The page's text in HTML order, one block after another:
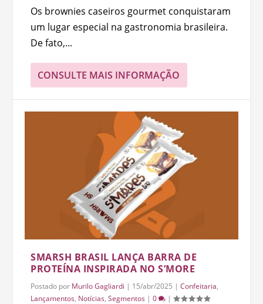
Os brownies caseiros gourmet conquistaram
um lugar especial na gastronomia brasileira.
De fato,...
CONSULTE MAIS INFORMAÇÃO
SMARSH BRASIL LANÇA BARRA DE
PROTEÍNA INSPIRADA NO S’MORE
Postado por Murilo Gagliardi | 15/abr/2025 |Confeitaria,
Lançamentos, Notícias,Segmentos |0 |